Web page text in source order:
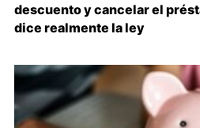
descuento y cancelar el
dice realmente la ley